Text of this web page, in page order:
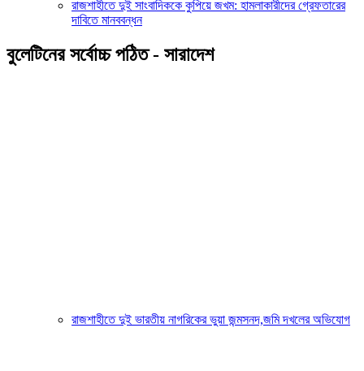
রাজশাহীতে দুই সাংবাদিককে কুপিয়ে জখম: হামলাকারীদের গ্রেফতারের
দাবিতে মানববন্ধন
বুলেটিনের সর্বোচ্চ পঠিত - সারাদেশ
রাজশাহীতে দুই ভারতীয় নাগরিকের ভুয়া জন্মসনদ,জমি দখলের অভিযোগ